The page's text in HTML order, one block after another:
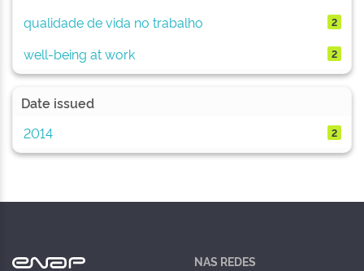
qualidade de vida no trabalho 2
well-being at work 2
Date issued
2014
2
NAS REDES